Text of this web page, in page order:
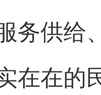
务供给
在在的